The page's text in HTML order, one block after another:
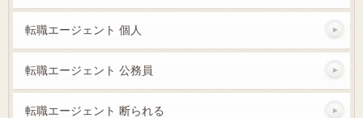
転職エージェント 個人
転職エージェント 公務員
転職エージェント 断られる